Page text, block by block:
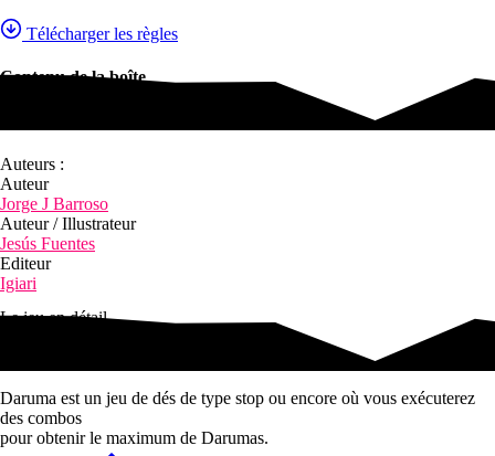
Télécharger les règles
Contenu de la boîte
Auteurs :
Auteur
Jorge J Barroso
Auteur / Illustrateur
Jesús Fuentes
Editeur
Igiari
Le jeu en détail
Daruma est un jeu de dés de type stop ou encore où vous exécuterez
des combos
pour obtenir le maximum de Darumas.